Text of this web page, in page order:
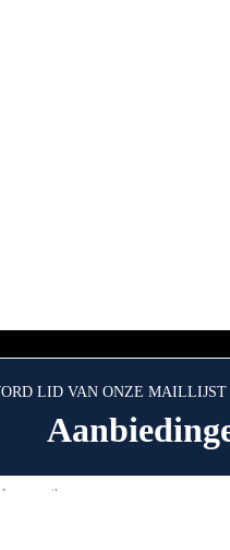
LID VAN ONZE MAILLIJST